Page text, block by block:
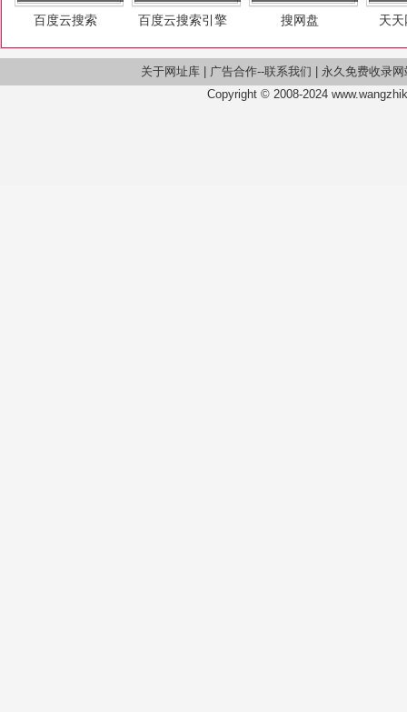
百度云搜索 百度云搜索引擎 搜网盘 天
关于网址库| 广告合作--联系我们
永久免费收录网
Copyright © 2008-2024